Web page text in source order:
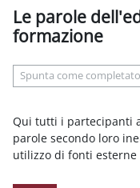
Le parole
formazione
Spunta come completato
Qui tutti i partecipanti
parole secondo loro
utilizzo di fonti esterne